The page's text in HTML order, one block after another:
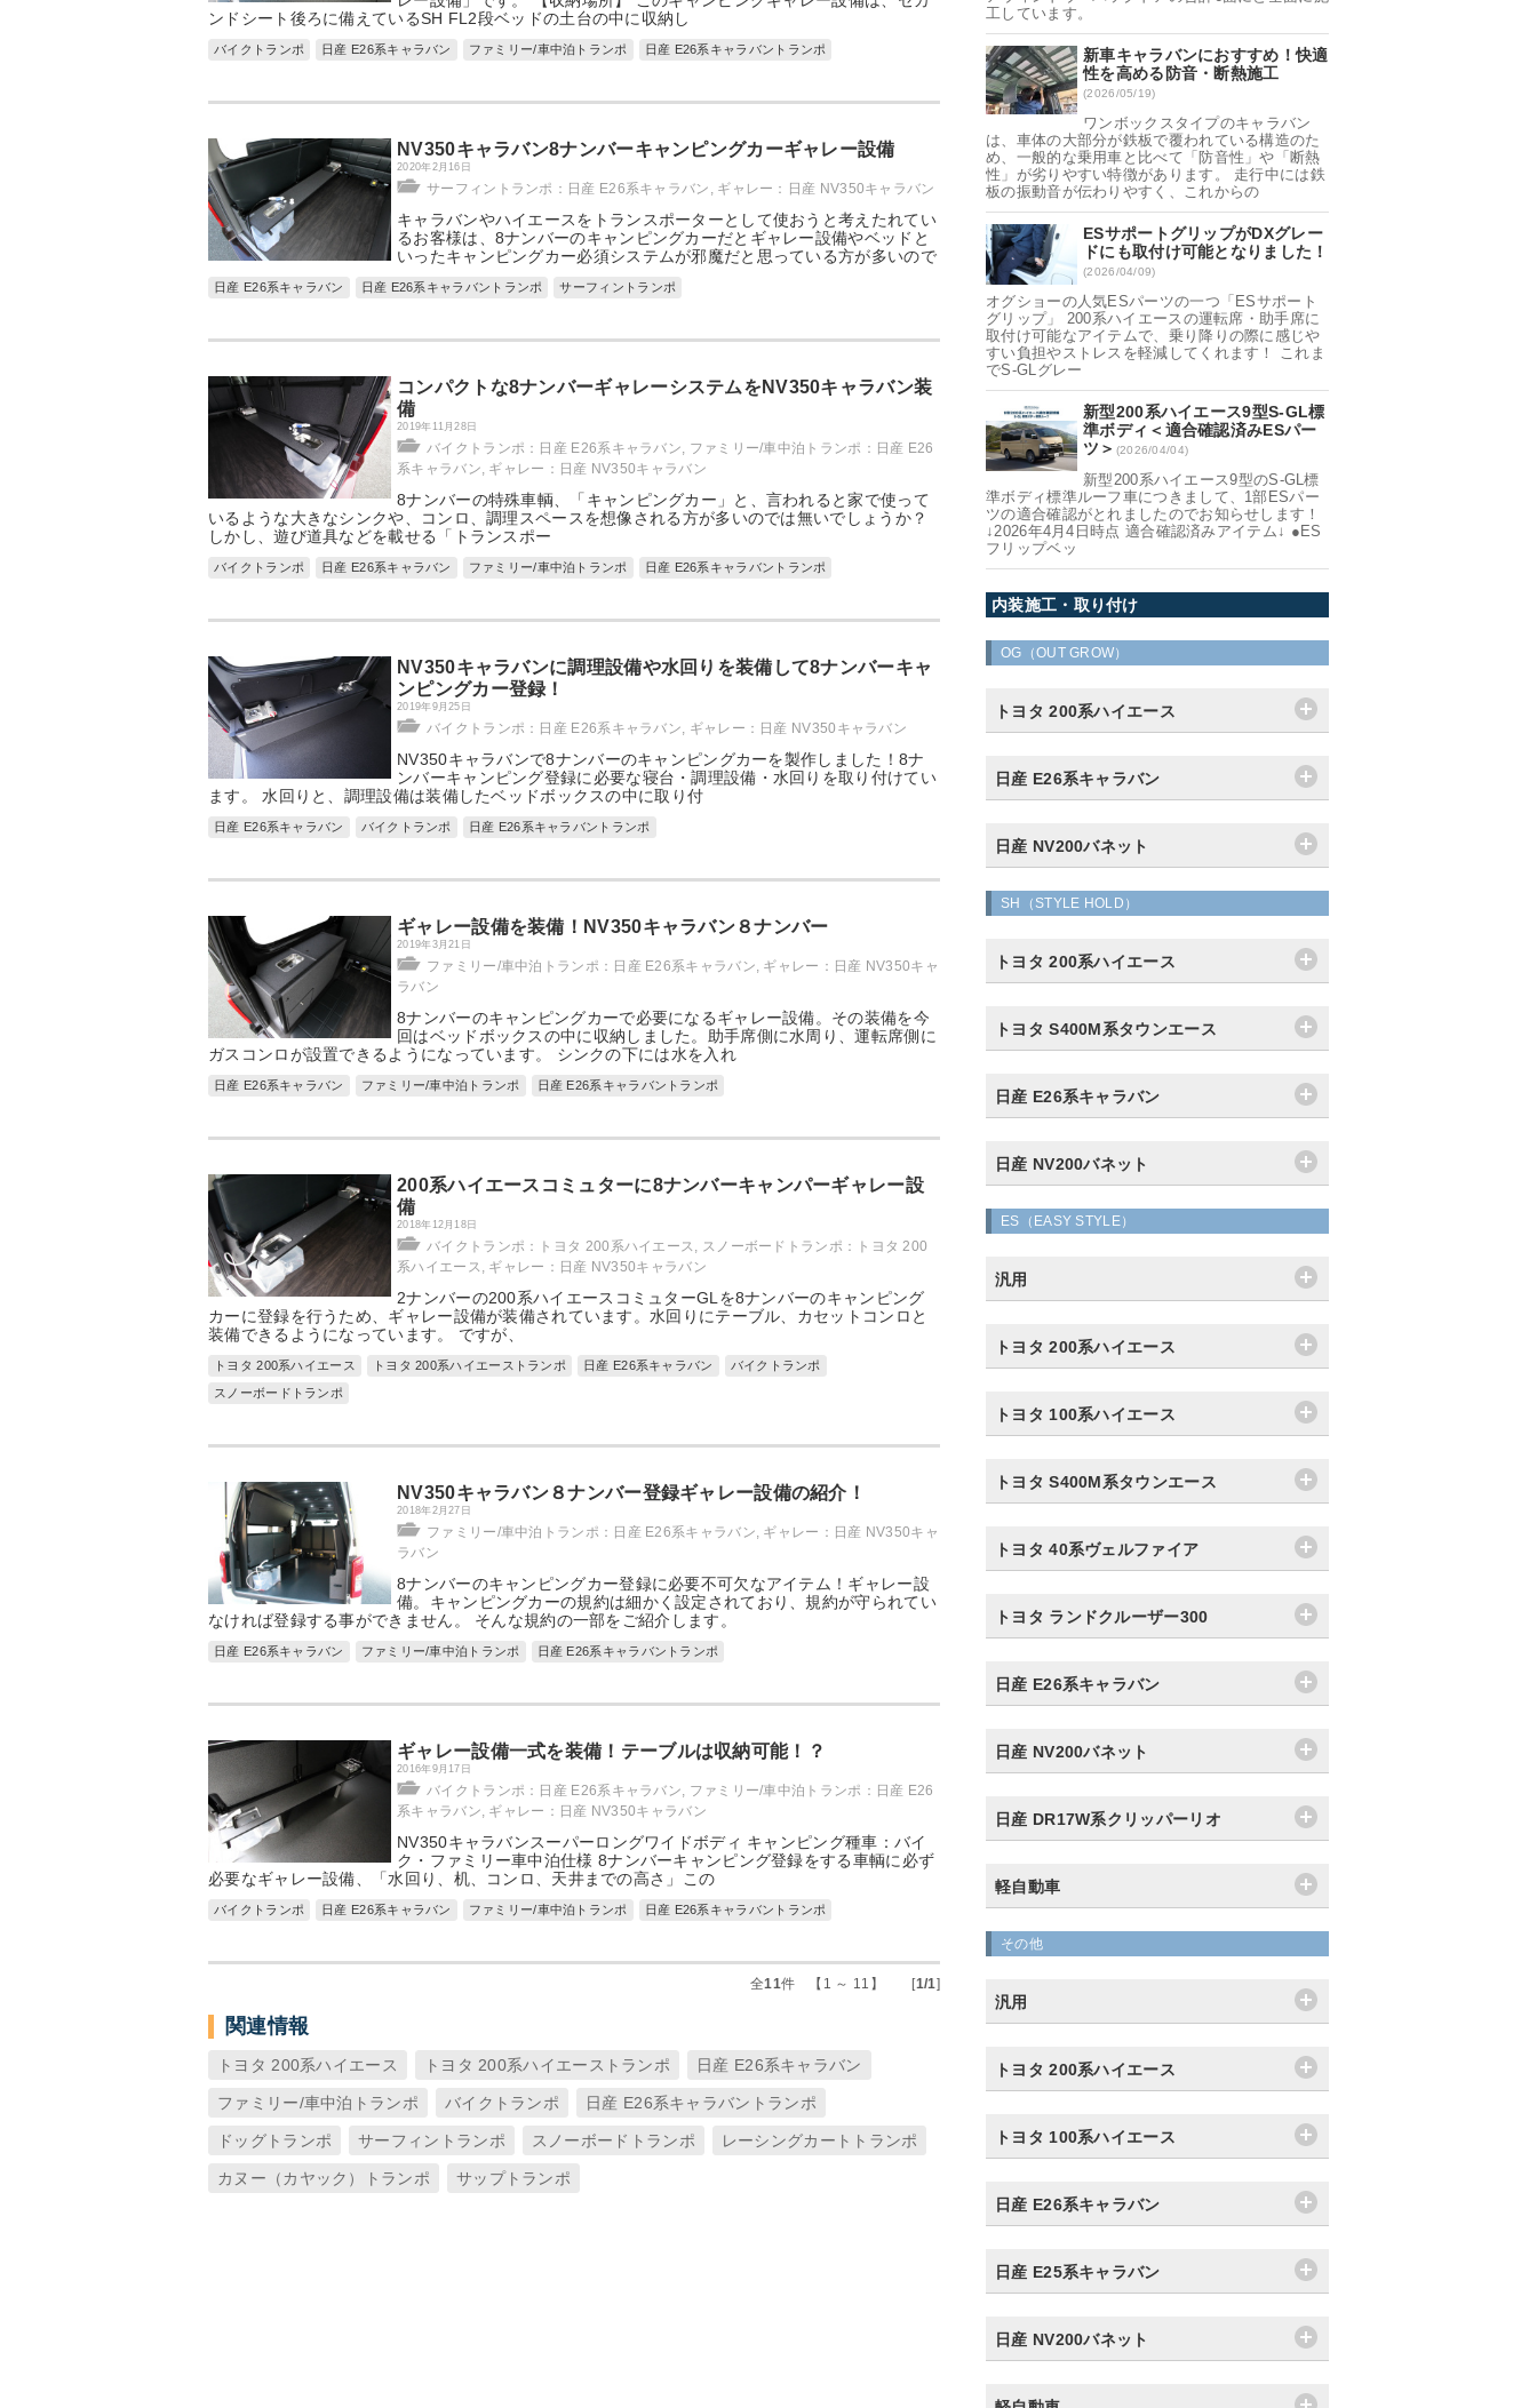
ンドシート後ろに備えているSH FL2段ベッドの土台の中に収納し
バイクトランポ 日産 E26系キャラバン ファミリー/車中泊トランポ 日産 E26系キャラバントランポ
NV350キャラバン8ナンバーキャンピングカーギャレー設備
2020年2月16日
サーフィントランポ：日産 E26系キャラバン , ギャレー：日産 NV350キャラバン
キャラバンやハイエースをトランスポーターとして使おうと考えたれてい
るお客様は、8ナンバーのキャンピングカーだとギャレー設備やベッドと
いったキャンピングカー必須システムが邪魔だと思っている方が多いので
日産 E26系キャラバン 日産 E26系キャラバントランポ サーフィントランポ
コンパクトな8ナンバーギャレーシステムをNV350キャラバン装
備
2019年11月28日
バイクトランポ：日産 E26系キャラバン, ファミリー/車中泊トランポ：日産 E26
系キャラバン, ギャレー：日産 NV350キャラバン
8ナンバーの特殊車輌、「キャンピングカー」と、言われると家で使って
いるような大きなシンクや、コンロ、調理スペースを想像される方が多いのでは無いでしょうか？
しかし、遊び道具などを載せる「トランスポー
バイクトランポ 日産 E26系キャラバン ファミリー/車中泊トランポ 日産 E26系キャラバントランポ
NV350キャラバンに調理設備や水回りを装備して8ナンバーキャ
ンピングカー登録！
2019年9月25日
バイクトランポ：日産 E26系キャラバン, ギャレー：日産 NV350キャラバン
NV350キャラバンで8ナンバーのキャンピングカーを製作しました！8ナ
ンバーキャンピング登録に必要な寝台・調理設備・水回りを取り付けてい
ます。 水回りと、調理設備は装備したベッドボックスの中に取り付
日産 E26系キャラバン バイクトランポ 日産 E26系キャラバントランポ
ギャレー設備を装備！NV350キャラバン８ナンバー
2019年3月21日
ファミリー/車中泊トランポ：日産 E26系キャラバン, ギャレー：日産 NV350キャ
ラバン
8ナンバーのキャンピングカーで必要になるギャレー設備。その装備を今
回はベッドボックスの中に収納しました。助手席側に水周り、運転席側に
ガスコンロが設置できるようになっています。 シンクの下には水を入れ
日産 E26系キャラバン ファミリー/車中泊トランポ 日産 E26系キャラバントランポ
200系ハイエースコミュターに8ナンバーキャンパーギャレー設
備
2018年12月18日
バイクトランポ：トヨタ 200系ハイエース, スノーボードトランポ：トヨタ 200
系ハイエース, ギャレー：日産 NV350キャラバン
2ナンバーの200系ハイエースコミュターGLを8ナンバーのキャンピング
カーに登録を行うため、ギャレー設備が装備されています。水回りにテーブル、カセットコンロと
装備できるようになっています。 ですが、
トヨタ 200系ハイエース トヨタ 200系ハイエーストランポ 日産 E26系キャラバン
バイクトランポ
スノーボードトランポ
NV350キャラバン８ナンバー登録ギャレー設備の紹介！
2018年2月27日
ファミリー/車中泊トランポ：日産 E26系キャラバン, ギャレー：日産 NV350キャ
ラバン
8ナンバーのキャンピングカー登録に必要不可欠なアイテム！ギャレー設
備。キャンピングカーの規約は細かく設定されており、規約が守られてい
なければ登録する事ができません。 そんな規約の一部をご紹介します。
日産 E26系キャラバン ファミリー/車中泊トランポ 日産 E26系キャラバントランポ
ギャレー設備一式を装備！テーブルは収納可能！？
2016年9月17日
バイクトランポ：日産 E26系キャラバン, ファミリー/車中泊トランポ：日産 E26
系キャラバン, ギャレー：日産 NV350キャラバン
NV350キャラバンスーパーロングワイドボディ キャンピング種車：バイ
ク・ファミリー車中泊仕様 8ナンバーキャンピング登録をする車輌に必ず
必要なギャレー設備、「水回り、机、コンロ、天井までの高さ」この
バイクトランポ 日産 E26系キャラバン ファミリー/車中泊トランポ 日産 E26系キャラバントランポ
全11件 【1 ～ 11】 [1/1]
関連情報
トヨタ 200系ハイエース トヨタ 200系ハイエーストランポ 日産 E26系キャラバン
ファミリー/車中泊トランポ バイクトランポ 日産 E26系キャラバントランポ
ドッグトランポ サーフィントランポ スノーボードトランポ レーシングカートトランポ
カヌー（カヤック）トランポ サップトランポ
工しています。
新車キャラバンにおすすめ！快適
性を高める防音・断熱施工
(2026/05/19)
ワンボックスタイプのキャラバン
は、車体の大部分が鉄板で覆われている構造のた
め、一般的な乗用車と比べて「防音性」や「断熱
性」が劣りやすい特徴があります。 走行中には鉄
板の振動音が伝わりやすく、これからの
ESサポートグリップがDXグレー
ドにも取付け可能となりました！
(2026/04/09)
オグショーの人気ESパーツの一つ「ESサポート
グリップ」 200系ハイエースの運転席・助手席に
取付け可能なアイテムで、乗り降りの際に感じや
すい負担やストレスを軽減してくれます！ これま
でS-GLグレー
新型200系ハイエース9型S-GL標
準ボディ＜適合確認済みESパー
ツ＞ (2026/04/04)
新型200系ハイエース9型のS-GL標
準ボディ標準ルーフ車につきまして、1部ESパー
ツの適合確認がとれましたのでお知らせします！
↓2026年4月4日時点 適合確認済みアイテム↓ ●ES
フリップベッ
内装施工・取り付け
OG（OUT GROW）
トヨタ 200系ハイエース
日産 E26系キャラバン
日産 NV200バネット
SH（STYLE HOLD）
トヨタ 200系ハイエース
トヨタ S400M系タウンエース
日産 E26系キャラバン
日産 NV200バネット
ES（EASY STYLE）
汎用
トヨタ 200系ハイエース
トヨタ 100系ハイエース
トヨタ S400M系タウンエース
トヨタ 40系ヴェルファイア
トヨタ ランドクルーザー300
日産 E26系キャラバン
日産 NV200バネット
日産 DR17W系クリッパーリオ
軽自動車
その他
汎用
トヨタ 200系ハイエース
トヨタ 100系ハイエース
日産 E26系キャラバン
日産 E25系キャラバン
日産 NV200バネット